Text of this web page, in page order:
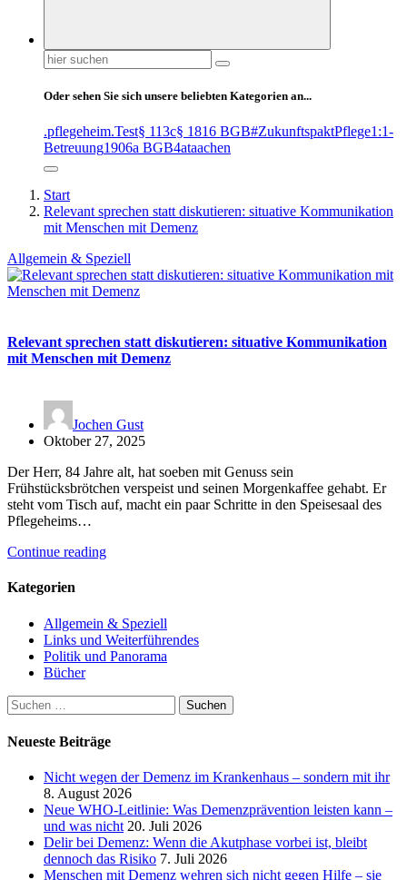
Suchen
nach:
Oder sehen Sie sich unsere beliebten Kategorien an...
.pflegeheim.Test§ 113c§ 1816 BGB#ZukunftspaktPflege1:1-
Betreuung1906a BGB4ataachen
Start
Relevant sprechen statt diskutieren: situative Kommunikation
mit Menschen mit Demenz
Allgemein & Speziell
Relevant sprechen statt diskutieren: situative Kommunikation
mit Menschen mit Demenz
Jochen Gust
Oktober 27, 2025
Der Herr, 84 Jahre alt, hat soeben mit Genuss sein
Frühstücksbrötchen verspeist und seinen Morgenkaffee gehabt. Er
steht vom Tisch auf, macht ein paar Schritte in den Speisesaal des
Pflegeheims…
Continue reading
Kategorien
Allgemein & Speziell
Links und Weiterführendes
Politik und Panorama
Bücher
Suchen
nach:
Neueste Beiträge
Nicht wegen der Demenz im Krankenhaus – sondern mit ihr
8. August 2026
Neue WHO-Leitlinie: Was Demenzprävention leisten kann –
und was nicht 20. Juli 2026
Delir bei Demenz: Wenn die Akutphase vorbei ist, bleibt
dennoch das Risiko 7. Juli 2026
Menschen mit Demenz wehren sich nicht gegen Hilfe – sie